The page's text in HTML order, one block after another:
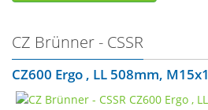
CZ Brünner - CSSR
CZ600 Ergo , LL 508mm, M15x1